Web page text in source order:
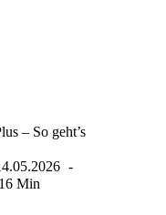
– So geht’s
16 Min